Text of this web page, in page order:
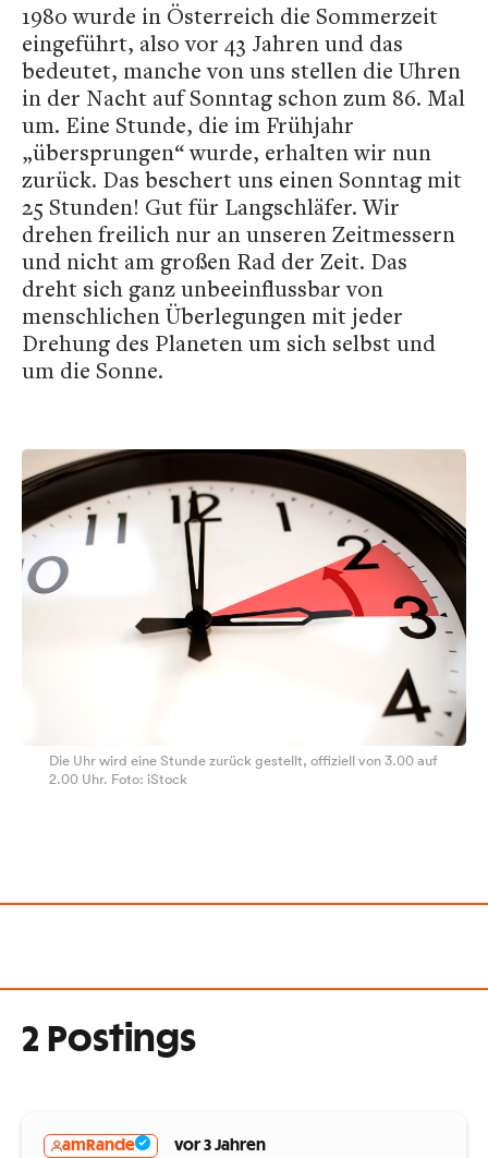
1980 wurde in Österreich die Sommerzeit
eingeführt, also vor 43 Jahren und das
bedeutet, manche von uns stellen die Uhren
in der Nacht auf Sonntag schon zum 86. Mal
um. Eine Stunde, die im Frühjahr
„übersprungen“ wurde, erhalten wir nun
zurück. Das beschert uns einen Sonntag mit
25 Stunden! Gut für Langschläfer. Wir
drehen freilich nur an unseren Zeitmessern
und nicht am großen Rad der Zeit. Das
dreht sich ganz unbeeinflussbar von
menschlichen Überlegungen mit jeder
Drehung des Planeten um sich selbst und
um die Sonne.
Die Uhr wird eine Stunde zurück gestellt, offiziell von 3.00 auf
2.00 Uhr. Foto: iStock
2 Postings
amRande vor 3 Jahren